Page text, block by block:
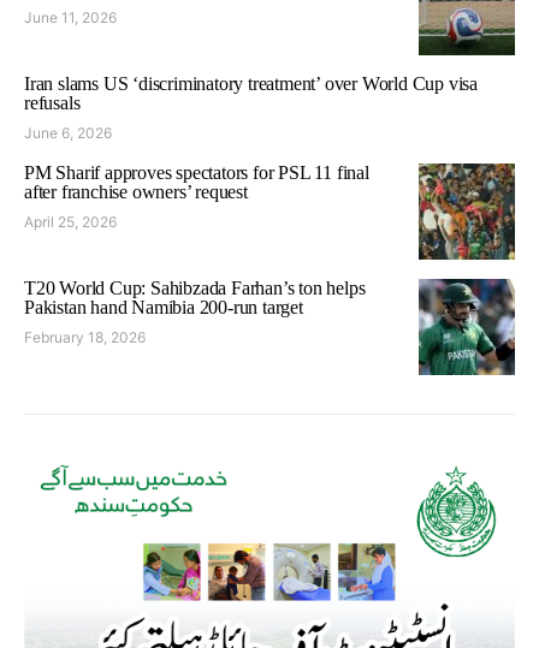
June 11, 2026
Iran slams US ‘discriminatory treatment’ over World Cup visa
refusals
June 6, 2026
PM Sharif approves spectators for PSL 11 final
after franchise owners’ request
April 25, 2026
T20 World Cup: Sahibzada Farhan’s ton helps
Pakistan hand Namibia 200-run target
February 18, 2026